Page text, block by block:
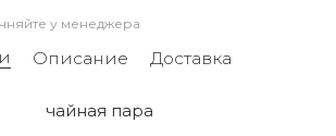
у менеджера
Описание Доставка
чайная пара